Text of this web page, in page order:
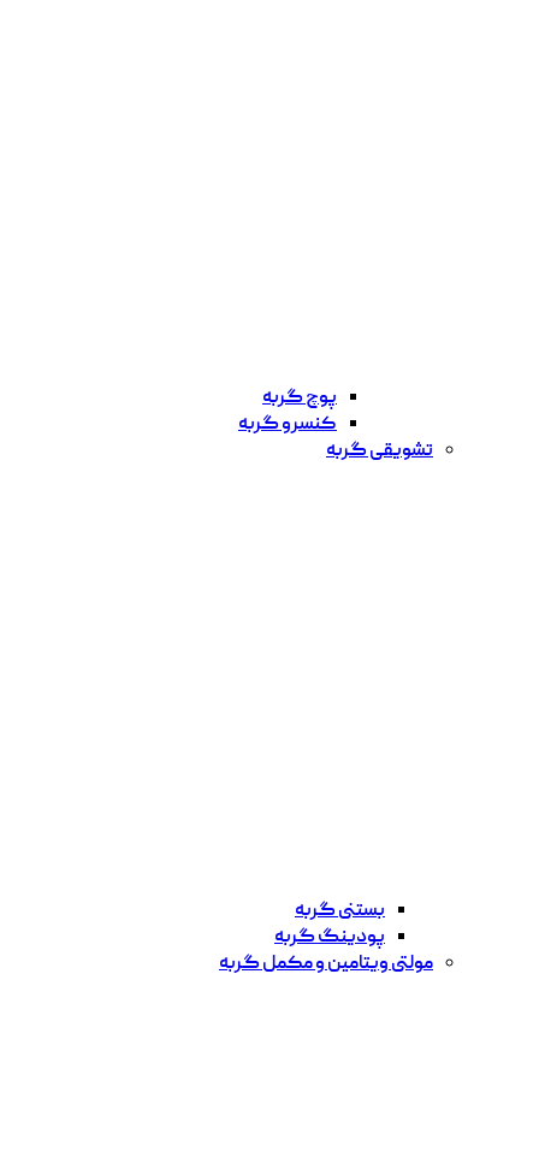
پوچ گربه
کنسرو گربه
تشویقی گربه
بستنی گربه
پودینگ گربه
مولتی ویتامین و مکمل گربه